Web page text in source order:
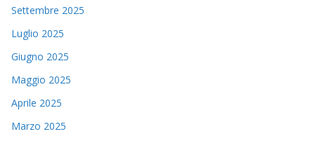
Settembre 2025
Luglio 2025
Giugno 2025
Maggio 2025
Aprile 2025
Marzo 2025